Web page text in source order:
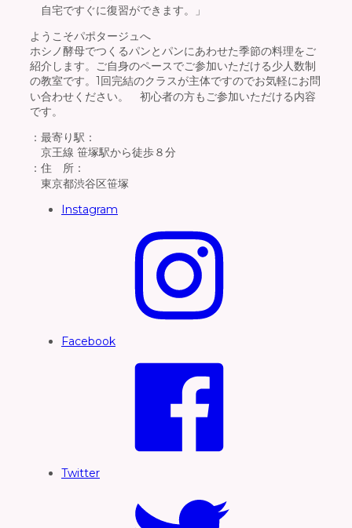
自宅ですぐに復習ができます。」
ようこそパポタージュへ
ホシノ酵母でつくるパンとパンにあわせた季節の料理をご
紹介します。ご自身のペースでご参加いただける少人数制
の教室です。1回完結のクラスが主体ですのでお気軽にお問
い合わせください。 初心者の方もご参加いただける内容
です。
：最寄り駅：
京王線 笹塚駅から徒歩８分
：住 所：
東京都渋谷区笹塚
Instagram
Facebook
Twitter